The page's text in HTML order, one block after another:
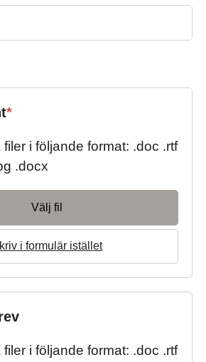
*
i följande format: .doc .rtf
.docx
Välj fil
i formulär istället
i följande format: .doc .rtf